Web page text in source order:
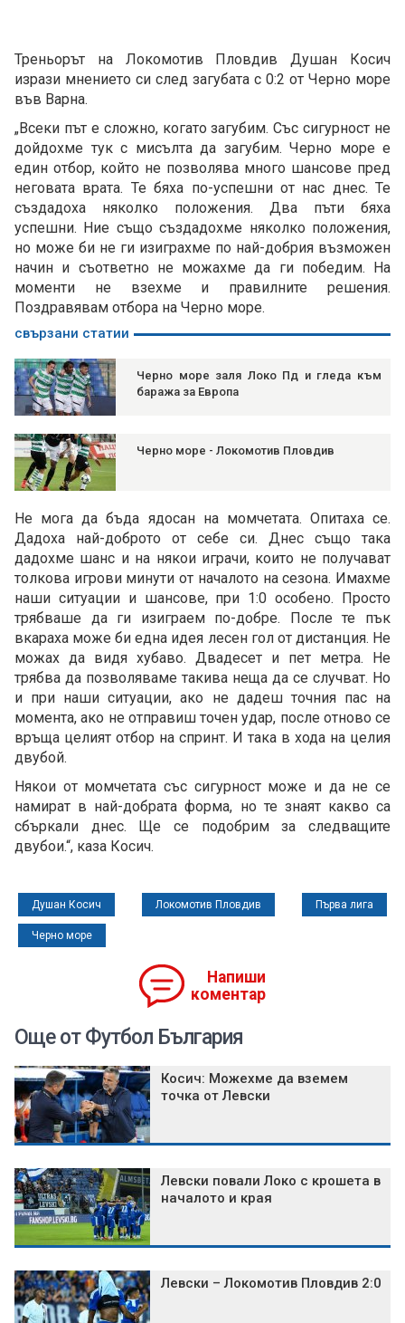
Треньорът на Локомотив Пловдив Душан Косич
изрази мнението си след загубата с 0:2 от Черно море
във Варна.
„Всеки път е сложно, когато загубим. Със сигурност не
дойдохме тук с мисълта да загубим. Черно море е
един отбор, който не позволява много шансове пред
неговата врата. Те бяха по-успешни от нас днес. Те
създадоха няколко положения. Два пъти бяха
успешни. Ние също създадохме няколко положения,
но може би не ги изиграхме по най-добрия възможен
начин и съответно не можахме да ги победим. На
моменти не взехме и правилните решения.
Поздравявам отбора на Черно море.
свързани статии
Черно море заля Локо Пд и гледа към
баража за Европа
Черно море - Локомотив Пловдив
Не мога да бъда ядосан на момчетата. Опитаха се.
Дадоха най-доброто от себе си. Днес също така
дадохме шанс и на някои играчи, които не получават
толкова игрови минути от началото на сезона. Имахме
наши ситуации и шансове, при 1:0 особено. Просто
трябваше да ги изиграем по-добре. После те пък
вкараха може би една идея лесен гол от дистанция. Не
можах да видя хубаво. Двадесет и пет метра. Не
трябва да позволяваме такива неща да се случват. Но
и при наши ситуации, ако не дадеш точния пас на
момента, ако не отправиш точен удар, после отново се
връща целият отбор на спринт. И така в хода на целия
двубой.
Някои от момчетата със сигурност може и да не се
намират в най-добрата форма, но те знаят какво са
сбъркали днес. Ще се подобрим за следващите
двубои.“, каза Косич.
Душан Косич Локомотив Пловдив Първа лига
Черно море
Напиши
коментар
Още от Футбол България
Косич: Можехме да вземем
точка от Левски
Левски повали Локо с крошета в
началото и края
Левски – Локомотив Пловдив 2:0